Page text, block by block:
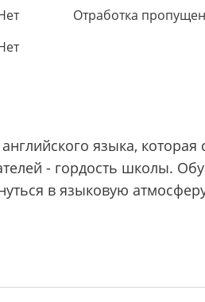
Отработка
языка, которая
- гордость школы.
в языковую